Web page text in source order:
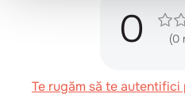
0 (0
Te rugăm să te